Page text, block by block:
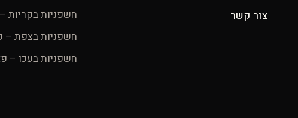
צור קשר
חשפניות בקריות
חשפניות בצפת –
חשפניות בעכו –